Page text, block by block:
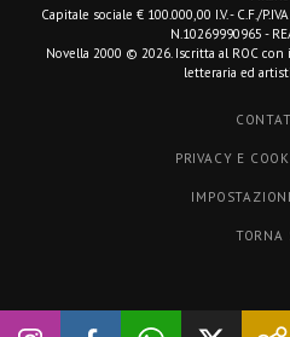
Capitale sociale € 100.000,00 I.V. - C.F./
N.10269990965 -
Novella 2000 © 2026. Iscritta al ROC
letteraria ed
PRIVACY E
TORNA